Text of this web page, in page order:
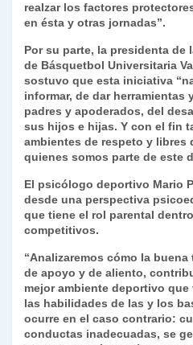
realzar los factores
en ésta y otras jornadas”.
Por su parte, la presidenta de
de Básquetbol Universitaria
sostuvo que esta iniciativa
informar, de dar herramientas
padres y apoderados, del
sus hijos e hijas. Y con el fin
ambientes de respeto y libres
quienes somos parte de este
El psicólogo deportivo Mario
desde una perspectiva
que tiene el rol parental
competitivos.
“Analizaremos cómo la
de apoyo y de aliento,
mejor ambiente deportivo
las habilidades de las y los
ocurre en el caso contrario:
conductas inadecuadas, se